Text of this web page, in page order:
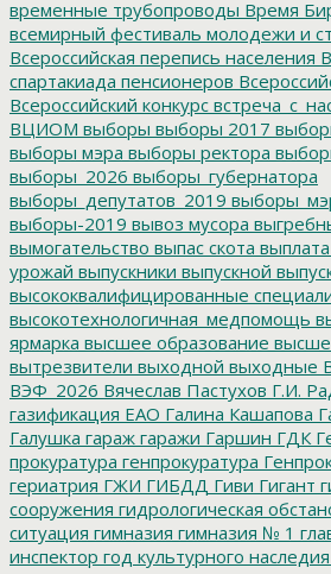
временные трубопроводы Время
всемирный фестиваль молодежи и
Всероссийская перепись населения
спартакиада пенсионеров
Всероссийский конкурс
ВЦИОМ выборы выборы 2017
выборы мэра выборы ректора
выборы_2026 выборы_губернатора
выборы_депутатов_2019
выборы-2019 вывоз мусора
вымогательство выпас скота выплата
урожай выпускники выпускной
высококвалифицированные
высокотехнологичная_медпомощь
ярмарка высшее образование
вытрезвители выходной выходные
ВЭФ_2026 Вячеслав Пастухов Г.И.
газификация ЕАО Галина Кашапова
Галушка гараж гаражи Гаршин ГДК
прокуратура генпрокуратура
гериатрия ГЖИ ГИБДД Гиви Гигант
сооружения гидрологическая
ситуация гимназия гимназия № 1
инспектор год культурного наследия